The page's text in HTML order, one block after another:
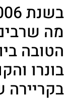
מה
הטובה
בונרו